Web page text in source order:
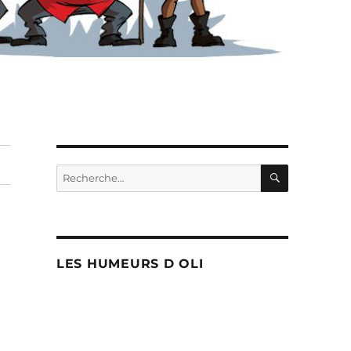
Recherche
pour :
LES HUMEURS D OLI